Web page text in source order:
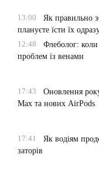
13:00
Як правильно
плануєте їсти їх
12:48
Флеболог: коли
проблем із венами
17:43
Оновлення
Max та нових AirPods
17:41
Як водіям
заторів